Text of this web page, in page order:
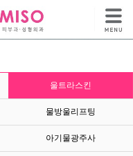
울트라스킨
물방울리프팅
아기물광주사